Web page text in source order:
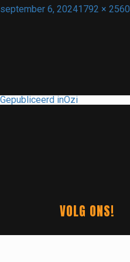
Geplaatst
september 6, 2024Volledige
1792 × 2560
BERICHT
Gepubliceerd inOzi
VOLG ONS!